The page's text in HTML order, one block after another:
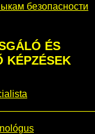
безопасности
ÉS
KÉPZÉSEK